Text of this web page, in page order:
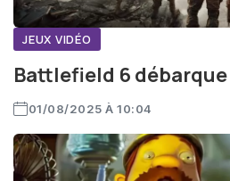
JEUX VIDÉO
Battlefield 6
01/08/2025 À 10:04